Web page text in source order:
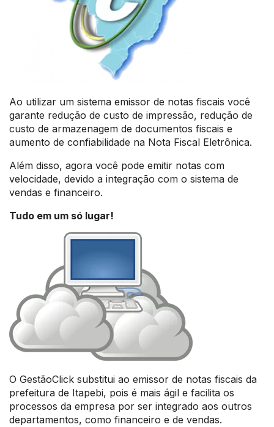
Ao utilizar um sistema emissor de notas fiscais você
garante redução de custo de impressão, redução de
custo de armazenagem de documentos fiscais e
aumento de confiabilidade na Nota Fiscal Eletrônica.
Além disso, agora você pode emitir notas com
velocidade, devido a integração com o sistema de
vendas e financeiro.
Tudo em um só lugar!
O GestãoClick substitui ao emissor de notas fiscais da
prefeitura de Itapebi, pois é mais ágil e facilita os
processos da empresa por ser integrado aos outros
departamentos, como financeiro e de vendas.